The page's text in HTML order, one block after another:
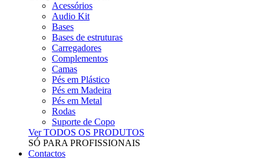
Acessórios
Audio Kit
Bases
Bases de estruturas
Carregadores
Complementos
Camas
Pés em Plástico
Pés em Madeira
Pés em Metal
Rodas
Suporte de Copo
Ver TODOS OS PRODUTOS
SÓ PARA PROFISSIONAIS
Contactos